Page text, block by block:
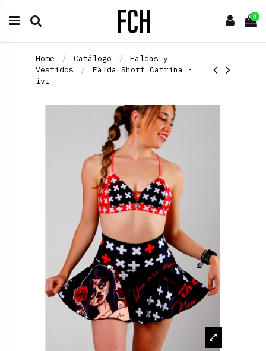
0
Home Catálogo
Faldas y
Vestidos
Falda Short Catrina -
ivi